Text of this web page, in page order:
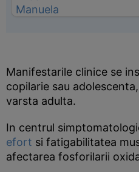
Manifestarile clinice se
copilarie sau
varsta adulta.
In centrul
efort si fatigabilitatea
afectarea fosforilarii